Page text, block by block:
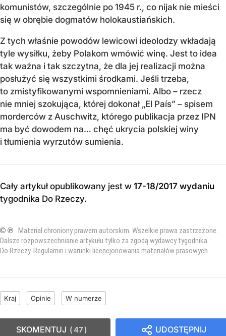
komunistów, szczególnie po 1945 r., co nijak nie mieści
się w obrębie dogmatów holokaustiańskich.
Z tych właśnie powodów lewicowi ideolodzy wkładają
tyle wysiłku, żeby Polakom wmówić winę. Jest to idea
tak ważna i tak szczytna, że dla jej realizacji można
posłużyć się wszystkimi środkami. Jeśli trzeba,
to zmistyfikowanymi wspomnieniami. Albo – rzecz
nie mniej szokująca, której dokonał „El País” – spisem
morderców z Auschwitz, którego publikacja przez IPN
ma być dowodem na… chęć ukrycia polskiej winy
i tłumienia wyrzutów sumienia.
Cały artykuł opublikowany jest w 17-18/2017 wydaniu
tygodnika Do Rzeczy.
© ℗ Materiał chroniony prawem autorskim. Wszelkie prawa zastrzeżone.
Dalsze rozpowszechnianie artykułu tylko za zgodą wydawcy tygodnika
Do Rzeczy. Regulamin i warunki licencjonowania materiałów prasowych.
Kraj Opinie W numerze
UDOSTĘPNIJ
SKOMENTUJ 47